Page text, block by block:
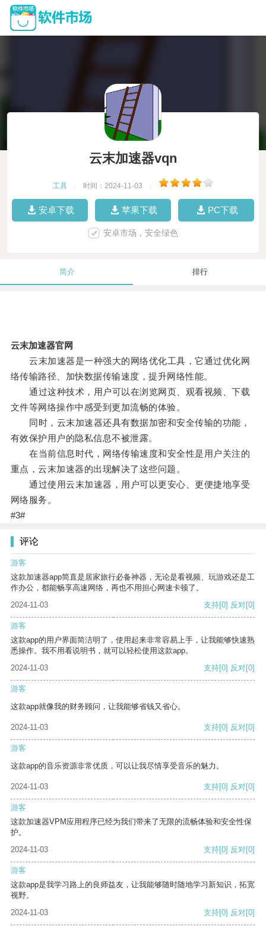
云末加速器vqn
工具 时间：2024-11-03
安卓下载 苹果下载 PC下载
安卓市场，安全绿色
简介 排行
云末加速器官网
云末加速器是一种强大的网络优化工具，它通过优化网
络传输路径、加快数据传输速度，提升网络性能。
通过这种技术，用户可以在浏览网页、观看视频、下载
文件等网络操作中感受到更加流畅的体验。
同时，云末加速器还具有数据加密和安全传输的功能，
有效保护用户的隐私信息不被泄露。
在当前信息时代，网络传输速度和安全性是用户关注的
重点，云末加速器的出现解决了这些问题。
通过使用云末加速器，用户可以更安心、更便捷地享受
网络服务。
#3#
评论
游客
这款加速器app简直是居家旅行必备神器，无论是看视频、玩游戏还是工
作办公，都能畅享高速网络，再也不用担心网速卡顿了。
2024-11-03
支持[0] 反对[0]
游客
这款app的用户界面简洁明了，使用起来非常容易上手，让我能够快速熟
悉操作。我不用看说明书，就可以轻松使用这款app。
2024-11-03
支持[0] 反对[0]
游客
这款app就像我的财务顾问，让我能够省钱又省心。
2024-11-03 支持[0] 反对[0]
游客
这款app的音乐资源非常优质，可以让我尽情享受音乐的魅力。
2024-11-03 支持[0] 反对[0]
游客
这款加速器VPM应用程序已经为我们带来了无限的流畅体验和安全性保
护。
2024-11-03
支持[0] 反对[0]
游客
这款app是我学习路上的良师益友，让我能够随时随地学习新知识，拓宽
视野。
2024-11-03
支持[0] 反对[0]